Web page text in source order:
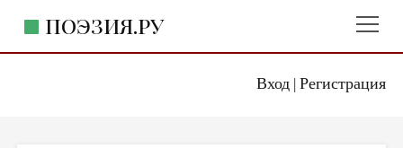
Вход| Регистрация
ПОЭЗИЯ.РУ